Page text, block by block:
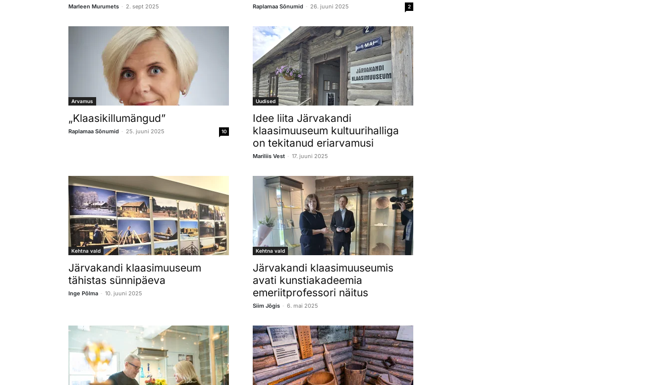
Marleen Murumets - 2. sept 2025 Raplamaa Sõnumid - 26. juuni 2025 2
Arvamus
„Klaasikillumängud”
Raplamaa Sõnumid - 25. juuni 2025 10
Uudised
Idee liita Järvakandi
klaasimuuseum kultuurihalliga
on tekitanud eriarvamusi
Mariliis Vest - 17. juuni 2025
Kehtna vald
Järvakandi klaasimuuseum
tähistas sünnipäeva
Inge Põlma - 10. juuni 2025
Kehtna vald
Järvakandi klaasimuuseumis
avati kunstiakadeemia
emeriitprofessori näitus
Siim Jõgis - 6. mai 2025